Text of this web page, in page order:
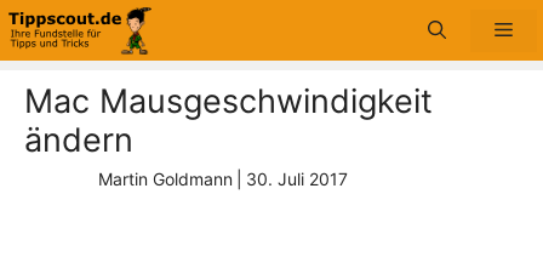
Zum
Inhalt
Mac Mausgeschwindigkeit
ändern
Martin Goldmann 30. Juli 2017